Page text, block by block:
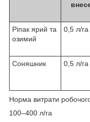
Ріпак ярий та
озимий
0,5 л/га
Соняшник
0,5 л/га
Норма витрати
100–400 л/га